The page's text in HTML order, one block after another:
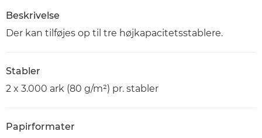
Beskrivelse
Der kan tilføjes op til tre højkapacitetsstablere.
Stabler
2 x 3.000 ark (80 g/m²) pr. stabler
Papirformater